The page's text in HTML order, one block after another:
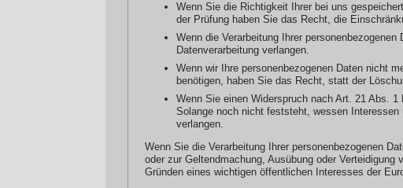
Wenn Sie die Richtigkeit Ihrer bei uns
der Prüfung haben Sie das Recht, die
Wenn die Verarbeitung Ihrer
Datenverarbeitung verlangen.
Wenn wir Ihre personenbezogenen Daten nicht
benötigen, haben Sie das Recht, statt der
Wenn Sie einen Widerspruch nach Art. 21 Abs.
Solange noch nicht feststeht, wessen
verlangen.
Wenn Sie die Verarbeitung Ihrer personenbezogenen
oder zur Geltendmachung, Ausübung oder
Gründen eines wichtigen öffentlichen Interesses der